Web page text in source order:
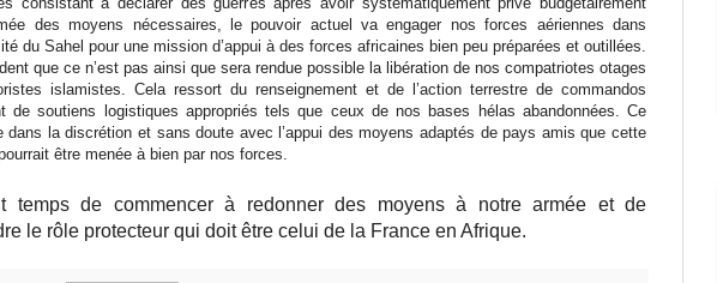
des moyens nécessaires, le pouvoir actuel va engager nos forces aériennes dans
du Sahel pour une mission d’appui à des forces africaines bien peu préparées et outillées.
que ce n’est pas ainsi que sera rendue possible la libération de nos compatriotes otages
islamistes. Cela ressort du renseignement et de l’action terrestre de commandos
de soutiens logistiques appropriés tels que ceux de nos bases hélas abandonnées. Ce
dans la discrétion et sans doute avec l’appui des moyens adaptés de pays amis que cette
être menée à bien par nos forces.
temps de commencer à redonner des moyens à notre armée et de
le rôle protecteur qui doit être celui de la France en Afrique.